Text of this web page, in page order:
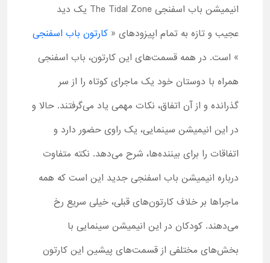
انیمیشن باب اسفنجی The Tidal Zone یک دید
عجیب و تازه به تمام اپیزودهای « کارتون باب اسفنجی
» است. در همه قسمت‌های این کارتون، باب اسفنجی
همراه با دوستان خود یک ماجرای کوتاه را از سر
گذرانده و از آن اتفاق، نکات مهمی یاد می‌گرفتند. حالا و
در این انیمیشن سینمایی، یک راوی حضور دارد و
اتفاقات را برای بیننده‌ها، شرح می‌دهد. نکته متفاوت
درباره انیمیشن باب اسفنجی جدید این است که همه
ماجراها بر خلاف کارتون‌های قبلی، خیلی سریع رخ
می‌دهند. کودکان در این انیمیشن سینمایی با
بخش‌های مختلفی از قسمت‌های پیشین این کارتون